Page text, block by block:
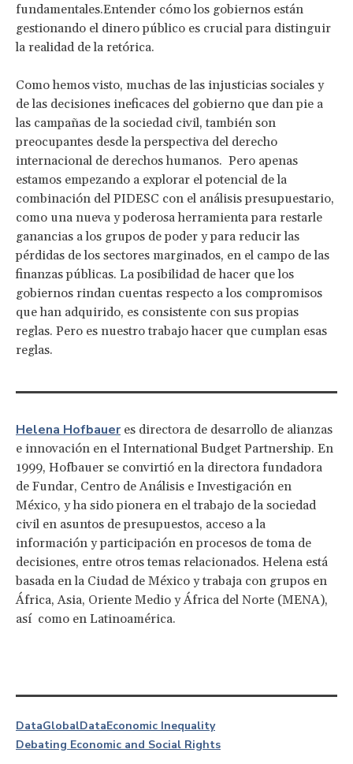
fundamentales.Entender cómo los gobiernos están
gestionando el dinero público es crucial para distinguir
la realidad de la retórica.
Como hemos visto, muchas de las injusticias sociales y
de las decisiones ineficaces del gobierno que dan pie a
las campañas de la sociedad civil, también son
preocupantes desde la perspectiva del derecho
internacional de derechos humanos. Pero apenas
estamos empezando a explorar el potencial de la
combinación del PIDESC con el análisis presupuestario,
como una nueva y poderosa herramienta para restarle
ganancias a los grupos de poder y para reducir las
pérdidas de los sectores marginados, en el campo de las
finanzas públicas. La posibilidad de hacer que los
gobiernos rindan cuentas respecto a los compromisos
que han adquirido, es consistente con sus propias
reglas. Pero es nuestro trabajo hacer que cumplan esas
reglas.
Helena Hofbaueres directora de desarrollo de alianzas
e innovación en el International Budget Partnership. En
1999, Hofbauer se convirtió en la directora fundadora
de Fundar, Centro de Análisis e Investigación en
México, y ha sido pionera en el trabajo de la sociedad
civil en asuntos de presupuestos, acceso a la
información y participación en procesos de toma de
decisiones, entre otros temas relacionados. Helena está
basada en la Ciudad de México y trabaja con grupos en
África, Asia, Oriente Medio y África del Norte (MENA),
así como en Latinoamérica.
DataGlobalDataEconomic Inequality
Debating Economic and Social Rights